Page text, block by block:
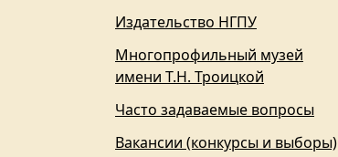
Издательство НГПУ
Многопрофильный музей
имени Т.Н. Троицкой
Часто задаваемые вопросы
Вакансии (конкурсы и выборы)